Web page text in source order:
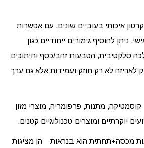
איכותי בעוביים שונים, עם אפשרות
ניתן להוסיף גימורים ייחודיים כגון
סלקטיבית, הטבעות זהב/כסף וחיתוכים
לאריזה לא רק חוזק ועמידות אלא גם ערך
קוסמטיקה, מתנות, פרפומריה, מוצרי מזון
יוקרתיים ומוצרים טכנולוגיים קטנים.
מכסה+תחתית הוא בנראות – הן מציגות